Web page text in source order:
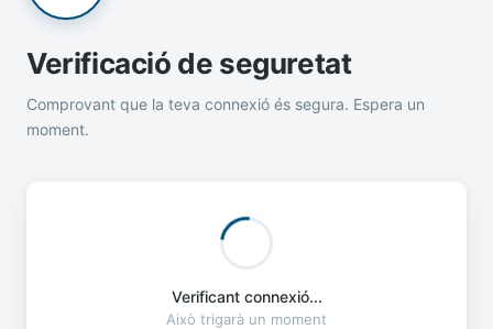
Verificació de seguretat
Comprovant que la teva connexió és segura. Espera un
moment.
Verificant connexió...
Això trigarà un moment